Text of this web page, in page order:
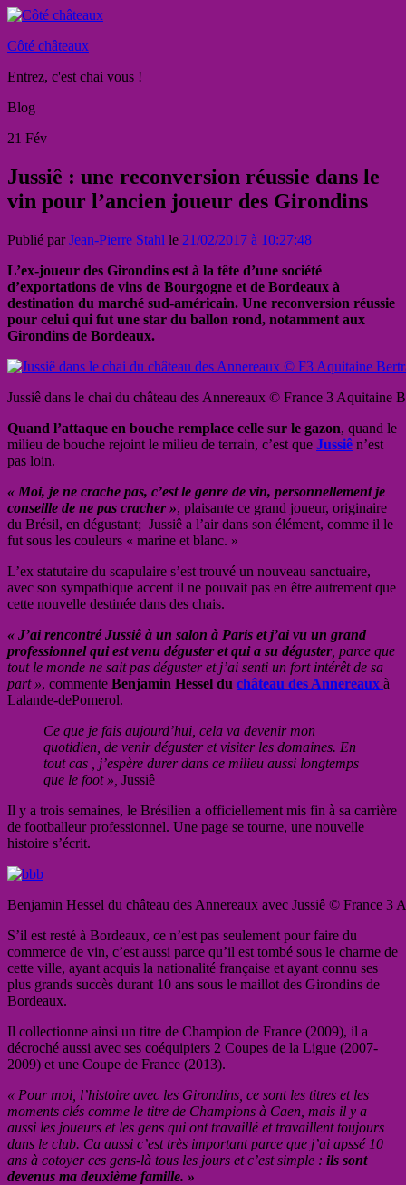
Côté châteaux
Entrez, c'est chai vous !
Blog
21 Fév
Jussiê : une reconversion réussie dans le
vin pour l’ancien joueur des Girondins
Publié parJean-Pierre Stahl le 21/02/2017 à 10:27:48
L’ex-joueur des Girondins est à la tête d’une société
d’exportations de vins de Bourgogne et de Bordeaux à
destination du marché sud-américain. Une reconversion réussie
pour celui qui fut une star du ballon rond, notamment aux
Girondins de Bordeaux.
Jussiê dans le chai du château des Annereaux © France 3 Aquitaine
Quand l’attaque en bouche remplace celle sur le gazon, quand le
milieu de bouche rejoint le milieu de terrain, c’est que Jussiê n’est
pas loin.
« Moi, je ne crache pas, c’est le genre de vin, personnellement je
conseille de ne pas cracher », plaisante ce grand joueur, originaire
du Brésil, en dégustant; Jussiê a l’air dans son élément, comme il le
fut sous les couleurs « marine et blanc. »
L’ex statutaire du scapulaire s’est trouvé un nouveau sanctuaire,
avec son sympathique accent il ne pouvait pas en être autrement que
cette nouvelle destinée dans des chais.
« J’ai rencontré Jussiê à un salon à Paris et j’ai vu un grand
professionnel qui est venu déguster et qui a su déguster, parce que
tout le monde ne sait pas déguster et j’ai senti un fort intérêt de sa
part », commente Benjamin Hessel du château des Annereaux à
Lalande-dePomerol.
Ce que je fais aujourd’hui, cela va devenir mon
quotidien, de venir déguster et visiter les domaines. En
tout cas , j’espère durer dans ce milieu aussi longtemps
que le foot », Jussiê
Il y a trois semaines, le Brésilien a officiellement mis fin à sa carrière
de footballeur professionnel. Une page se tourne, une nouvelle
histoire s’écrit.
Benjamin Hessel du château des Annereaux avec Jussiê © France 3
S’il est resté à Bordeaux, ce n’est pas seulement pour faire du
commerce de vin, c’est aussi parce qu’il est tombé sous le charme de
cette ville, ayant acquis la nationalité française et ayant connu ses
plus grands succès durant 10 ans sous le maillot des Girondins de
Bordeaux.
Il collectionne ainsi un titre de Champion de France (2009), il a
décroché aussi avec ses coéquipiers 2 Coupes de la Ligue (2007-
2009) et une Coupe de France (2013).
« Pour moi, l’histoire avec les Girondins, ce sont les titres et les
moments clés comme le titre de Champions à Caen, mais il y a
aussi les joueurs et les gens qui ont travaillé et travaillent toujours
dans le club. Ca aussi c’est très important parce que j’ai apssé 10
ans à cotoyer ces gens-là tous les jours et c’est simple : ils sont
devenus ma deuxième famille. »